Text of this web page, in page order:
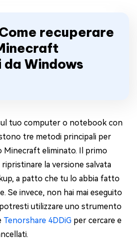
recuperare
Windows
tuo computer o notebook con
tre metodi principali per
Minecraft eliminato. Il primo
la versione salvata
a patto che tu lo abbia fatto
Se invece, non hai mai eseguito
utilizzare uno strumento
Tenorshare 4DDiG per cercare e